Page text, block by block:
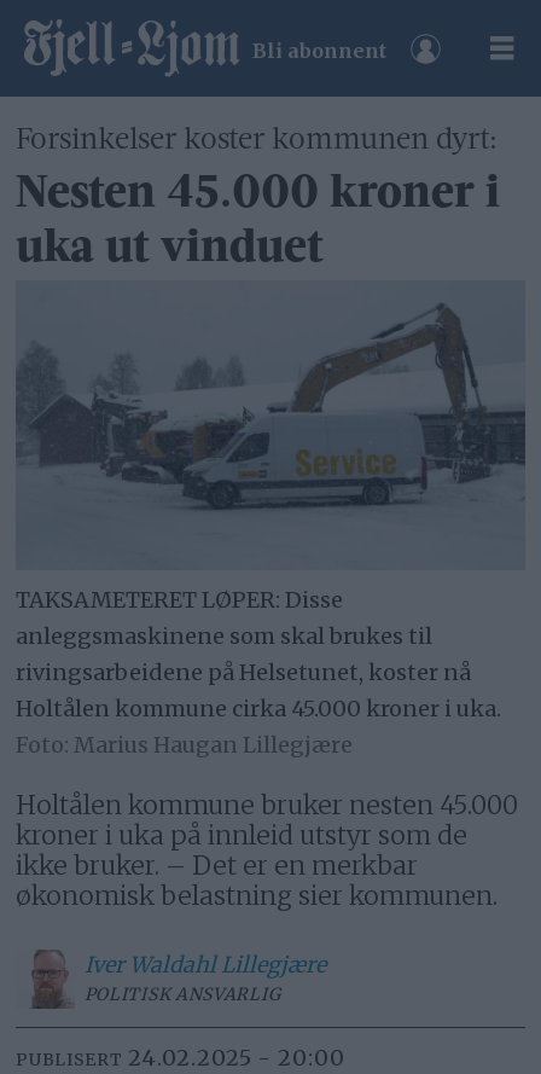
Bli abonnent
Forsinkelser koster kommunen dyrt:
Nesten 45.000 kroner i
uka ut vinduet
TAKSAMETERET LØPER: Disse
anleggsmaskinene som skal brukes til
rivingsarbeidene på Helsetunet, koster nå
Holtålen kommune cirka 45.000 kroner i uka.
Marius Haugan Lillegjære
Holtålen kommune bruker nesten 45.000
kroner i uka på innleid utstyr som de
ikke bruker. – Det er en merkbar
økonomisk belastning sier kommunen.
Iver Waldahl Lillegjære
POLITISK ANSVARLIG
PUBLISERT 24.02.2025 - 20:00